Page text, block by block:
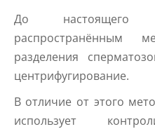
До настоящего
распространённым
разделения
центрифугирование.
В отличие от этого
использует